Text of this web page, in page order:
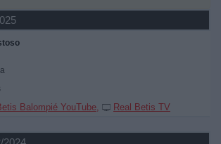
Balompié YouTube Real Betis TV